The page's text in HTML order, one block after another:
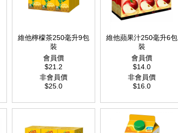
維他檸檬茶250毫升9包
裝
會員價
$21.2
非會員價
$25.0
維他蘋果汁250毫升6包
裝
會員價
$14.0
非會員價
$16.0